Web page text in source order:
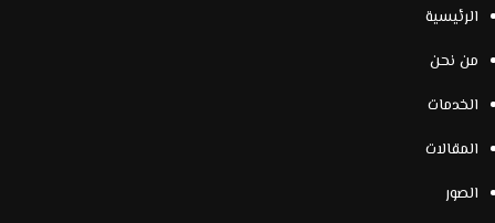
الرئيسية
من نحن
الخدمات
المقالات
الصور